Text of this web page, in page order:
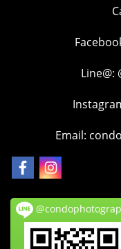
Line@:
Email: